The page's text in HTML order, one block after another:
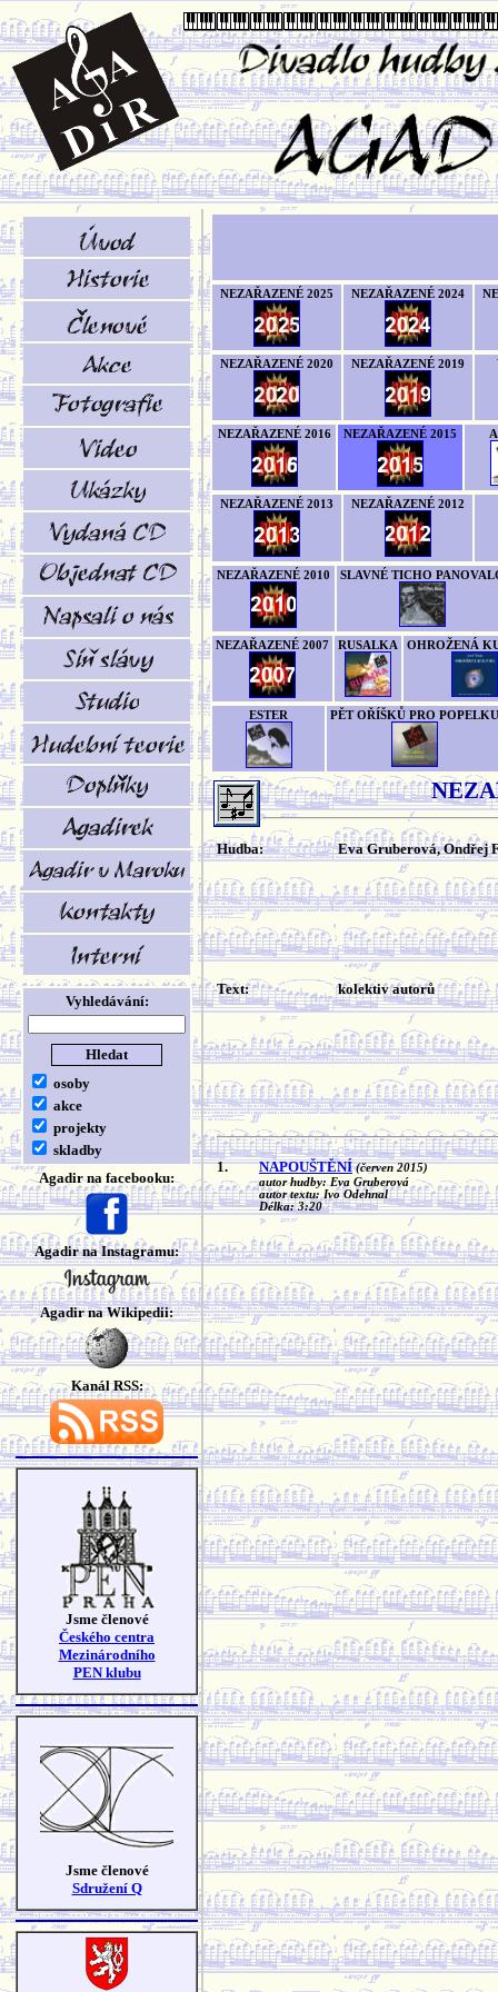
Vyhledávání:
osoby
akce
projekty
skladby
Agadir na facebooku:
Agadir na Instagramu:
Agadir na Wikipedii:
Kanál RSS:
Jsme členové
Českého centra
Mezinárodního
PEN klubu
Jsme členové
Sdružení Q
NEZAŘAZENÉ 2025 NEZAŘAZENÉ 2024
NEZAŘAZENÉ 2020 NEZAŘAZENÉ 2019
NEZAŘAZENÉ 2016 NEZAŘAZENÉ 2015
NEZAŘAZENÉ 2013 NEZAŘAZENÉ 2012
NEZAŘAZENÉ 2010 SLAVNÉ TICHO
NEZAŘAZENÉ 2007 RUSALKA OHROŽENÁ
ESTER PĚT OŘÍŠKŮ PRO POPELKU
Hudba: Eva Gruberová, Ondřej
Text: kolektiv autorů
1. NAPOUŠTĚNÍ (červen 2015)
autor hudby: Eva Gruberová
autor textu: Ivo Odehnal
Délka: 3:20